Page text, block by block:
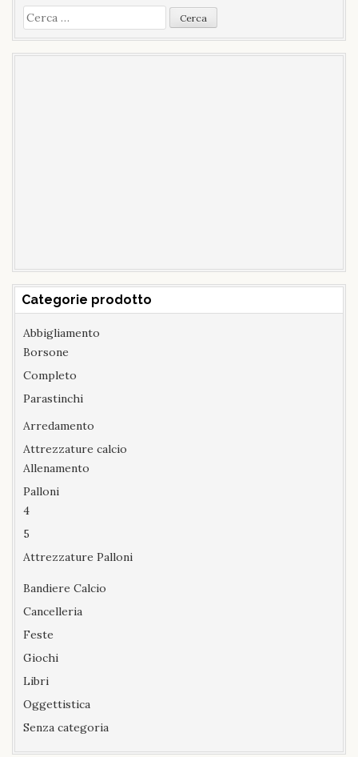
Ricerca
per:
Categorie prodotto
Abbigliamento
Borsone
Completo
Parastinchi
Arredamento
Attrezzature calcio
Allenamento
Palloni
4
5
Attrezzature Palloni
Bandiere Calcio
Cancelleria
Feste
Giochi
Libri
Oggettistica
Senza categoria